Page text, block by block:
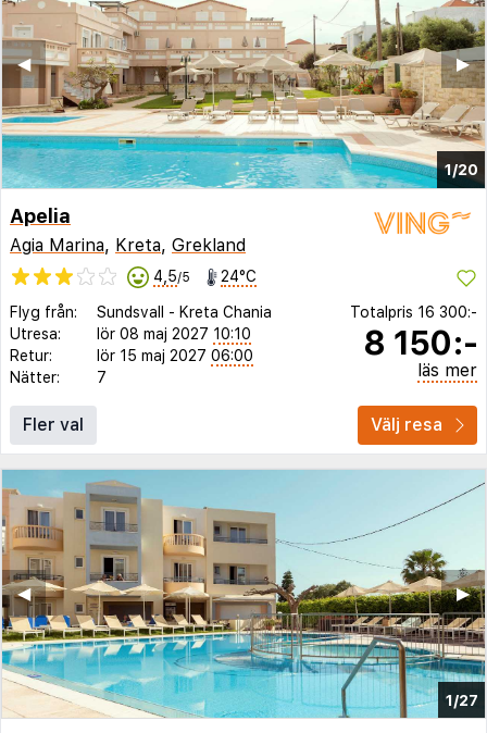
1/20
▶︎
◀︎
Apelia
Agia Marina, Kreta, Grekland
4,5/5 24°C
Flyg från: Sundsvall - Kreta Chania
Utresa:
lör 08 maj 2027 10:10
Retur:
lör 15 maj 2027 06:00
Nätter:
7
Totalpris 16 300:-
8 150:-
läs mer
Fler val Välj resa
1/27
▶︎
◀︎